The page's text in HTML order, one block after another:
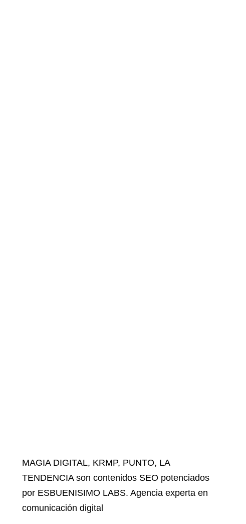
MAGIA DIGITAL, KRMP, PUNTO, LA
TENDENCIAson contenidos SEO potenciados
por ESBUENISIMO LABS. Agencia experta en
comunicación digital